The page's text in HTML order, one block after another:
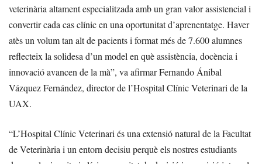
veterinària altament especialitzada amb un gran valor assistencial i
convertir cada cas clínic en una oportunitat d’aprenentatge. Haver
atès un volum tan alt de pacients i format més de 7.600 alumnes
reflecteix la solidesa d’un model en què assistència, docència i
innovació avancen de la mà”, va afirmar Fernando Ánibal
Vázquez Fernández, director de l’Hospital Clínic Veterinari de la
UAX.
“L’Hospital Clínic Veterinari és una extensió natural de la Facultat
de Veterinària i un entorn decisiu perquè els nostres estudiants